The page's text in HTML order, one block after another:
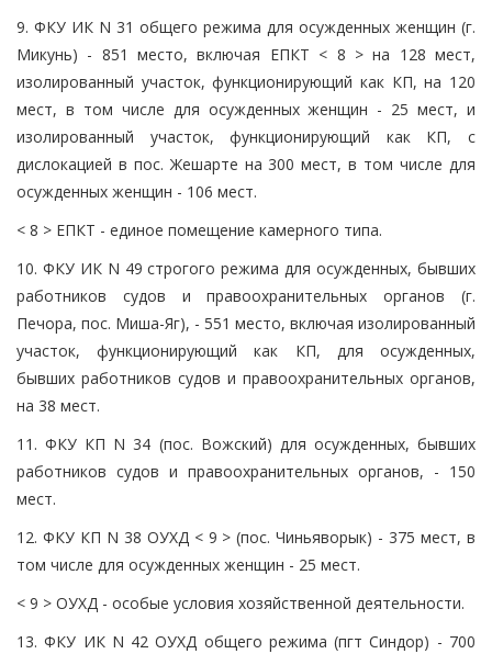
9. ФКУ ИК N 31 общего режима для осужденных женщин (г.
Микунь) - 851 место, включая ЕПКТ < 8 > на 128 мест,
изолированный участок, функционирующий как КП, на 120
мест, в том числе для осужденных женщин - 25 мест, и
изолированный участок, функционирующий как КП, с
дислокацией в пос. Жешарте на 300 мест, в том числе для
осужденных женщин - 106 мест.
< 8 > ЕПКТ - единое помещение камерного типа.
10. ФКУ ИК N 49 строгого режима для осужденных, бывших
работников судов и правоохранительных органов (г.
Печора, пос. Миша-Яг), - 551 место, включая изолированный
участок, функционирующий как КП, для осужденных,
бывших работников судов и правоохранительных органов,
на 38 мест.
11. ФКУ КП N 34 (пос. Вожский) для осужденных, бывших
работников судов и правоохранительных органов, - 150
мест.
12. ФКУ КП N 38 ОУХД < 9 > (пос. Чиньяворык) - 375 мест, в
том числе для осужденных женщин - 25 мест.
< 9 > ОУХД - особые условия хозяйственной деятельности.
13. ФКУ ИК N 42 ОУХД общего режима (пгт Синдор) - 700